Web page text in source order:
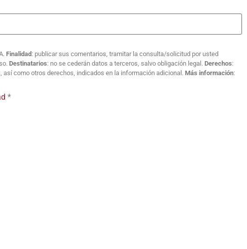
Finalidad : publicar sus comentarios, tramitar la consulta/solicitud por usted
Destinatarios: no se cederán datos a terceros, salvo obligación legal. Derechos:
como otros derechos, indicados en la información adicional. Más información:
*